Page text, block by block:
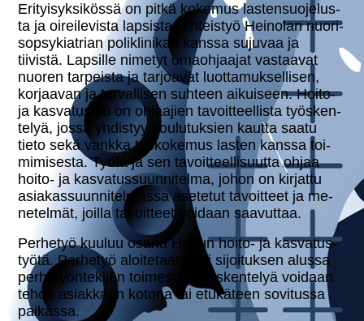
Eri­tyi­syk­si­kös­sä on pitkä kokemus las­ten­suo­je­lus­
ta ja oi­rei­le­vis­ta lapsista. Yhteistyö Heinolan nuo­ri­
sop­sy­kiat­rian po­likli­ni­kan kanssa sujuvaa ja
tiivistä. Lapsille nimetyt omaoh­jaa­jat vastaavat
nuoren tarpeista ja tarjoavat luot­ta­muk­sel­li­sen,
korjaavan ja tur­val­li­sen suhteen aikuiseen. Hoito-
ja kas­va­tus­työ on ohjaajien ta­voit­teel­lis­ta työs­ken­
te­lyä, jossa yhdistyy kou­lu­tuk­sien kautta saatu
tieto sekä vankka työ­ko­ke­mus lasten kanssa toi­
mimi­ses­ta. Työtä ja sen ta­voit­teel­li­suut­ta ohjaa
hoito- ja kas­va­tus­suun­ni­tel­ma, johon on kirjattu
asia­kas­suun­ni­tel­mas­sa asetetut ta­voit­teet ja me­
ne­tel­mät, joilla ta­voit­teet voidaan saavuttaa.
Perhetyö kuuluu osana Harjun hoito- ja kas­va­tus­
työ­tä. Perhetyö aloi­te­taan heti si­joi­tuk­sen alussa
per­he­työn­te­ki­jän toimesta. Työs­ken­te­lyä voidaan
tehdä asiakkaan kotona tai etukäteen sovitussa
paikassa.